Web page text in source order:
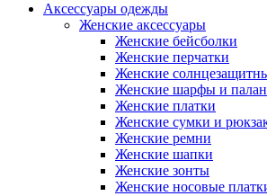
Аксессуары одежды
Женские аксессуары
Женские бейсболки
Женские перчатки
Женские
Женские шарфы и
Женские платки
Женские сумки и
Женские ремни
Женские шапки
Женские зонты
Женские носовые